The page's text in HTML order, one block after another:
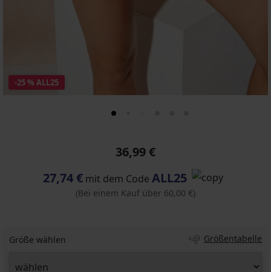
-25 % ALL25
36,99 €
27,74 € mit dem Code ALL25
(Bei einem Kauf über 60,00 €)
Größe wählen Größentabelle